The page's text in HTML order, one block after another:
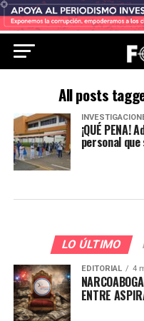
All posts
¡QUÉ PENA!
personal
LO ÚLTIMO
EDITORIAL 4
ENTRE